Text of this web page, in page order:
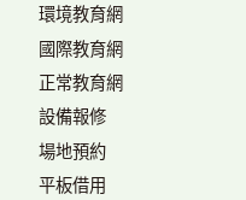
環境教育網
國際教育網
正常教育網
設備報修
場地預約
平板借用